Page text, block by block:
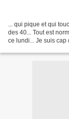
... qui pique et qui
des 40... Tout est
ce lundi... Je suis